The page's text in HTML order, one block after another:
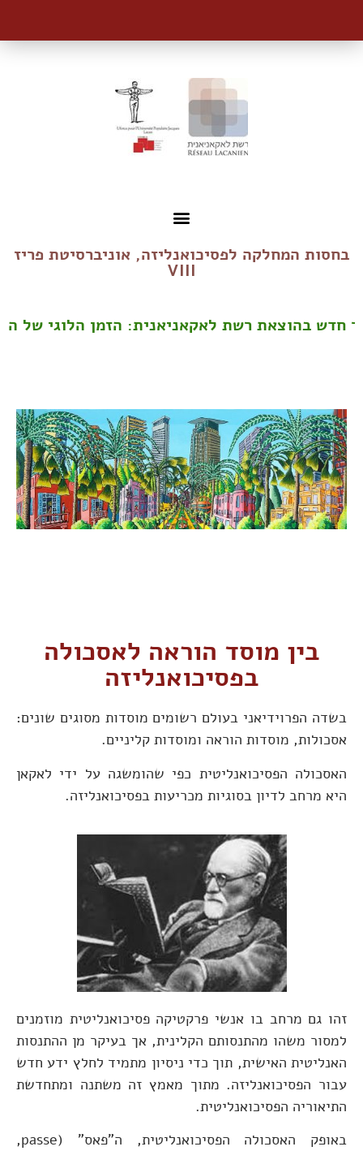
בחסות המחלקה לפסיכואנליזה, אוניברסיטת פריז
VIII
חדש בהוצאת רשת לאקאניאנית: הזמן הלוגי של
בין מוסד הוראה לאסכולה
בפסיכואנליזה
בשדה הפרוידיאני בעולם רשומים מוסדות מסוגים שונים:
אסכולות, מוסדות הוראה ומוסדות קליניים.
האסכולה הפסיכואנליטית כפי שהומשגה על ידי לאקאן
היא מרחב לדיון בסוגיות מכריעות בפסיכואנליזה.
זהו גם מרחב בו אנשי פרקטיקה פסיכואנליטית מוזמנים
למסור משהו מהתנסותם הקלינית, אך בעיקר מן ההתנסות
האנליטית האישית, תוך כדי ניסיון מתמיד לחלץ ידע חדש
עבור הפסיכואנליזה. מתוך מאמץ זה משתנה ומתחדשת
התיאוריה הפסיכואנליטית.
באופק האסכולה הפסיכואנליטית, ה”פאס” (passe,